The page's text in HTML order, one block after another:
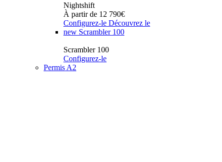
Nightshift
À partir de 12 790€
Configurez-le Découvrez le
new Scrambler 100
Scrambler 100
Configurez-le
Permis A2